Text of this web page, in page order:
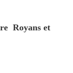
Royans et